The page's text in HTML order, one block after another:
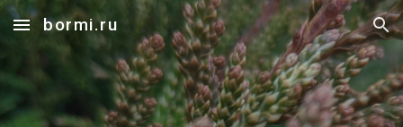
Skip to main content Skip to navigation
bormi.ru